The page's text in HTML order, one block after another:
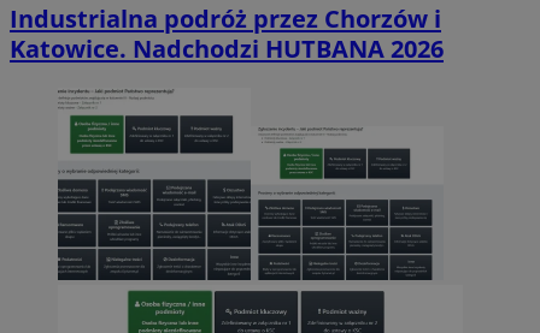
Industrialna podróż przez Chorzów i
Katowice. Nadchodzi HUTBANA 2026